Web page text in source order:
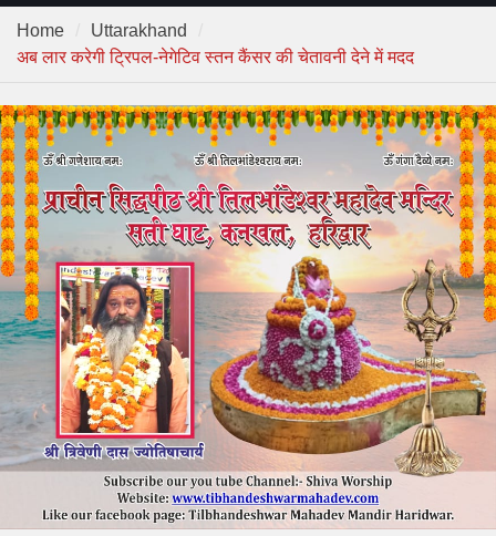
Home
Uttarakhand
अब लार करेगी ट्रिपल-नेगेटिव स्तन कैंसर की चेतावनी देने में मदद